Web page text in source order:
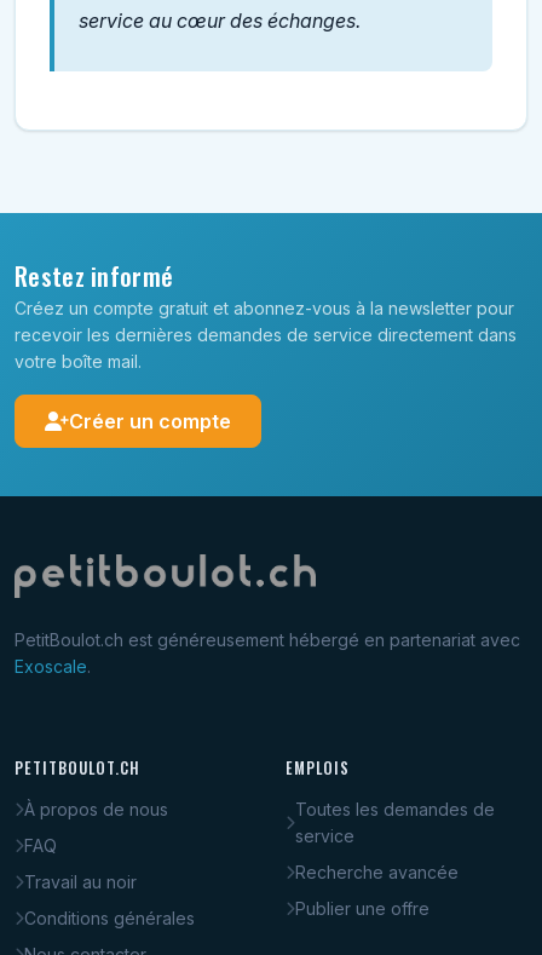
service au cœur des échanges.
Restez informé
Créez un compte gratuit et abonnez-vous à la newsletter pour
recevoir les dernières demandes de service directement dans
votre boîte mail.
Créer un compte
PetitBoulot.ch est généreusement hébergé en partenariat avec
Exoscale.
PETITBOULOT.CH
À propos de nous
FAQ
Travail au noir
Conditions générales
EMPLOIS
Toutes les demandes de
service
Recherche avancée
Publier une offre